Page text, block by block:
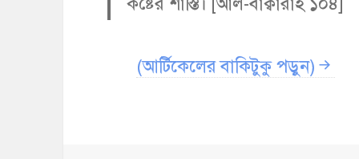
(আর্টিকেলের বাকিটুকু পড়ুন)